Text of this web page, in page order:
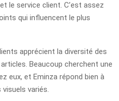
le service client. C’est assez
qui influencent le plus
apprécient la diversité des
Beaucoup cherchent une
eux, et Eminza répond bien à
variés.